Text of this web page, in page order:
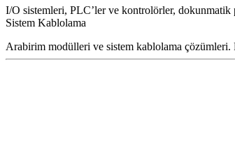
I/O sistemleri, PLC’ler ve kontrolörler, dokunmatik
Sistem Kablolama
Arabirim modülleri ve sistem kablolama çözümleri.